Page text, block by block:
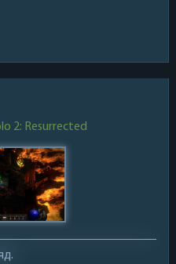
2: Resurrected